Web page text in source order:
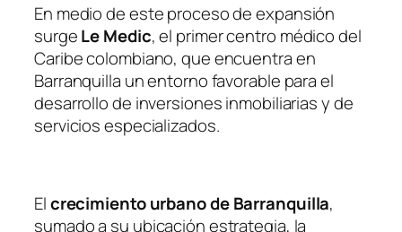
En medio de este proceso de expansión
surgeLe Medic, el primer centro médico del
Caribe colombiano, que encuentra en
Barranquilla un entorno favorable para el
desarrollo de inversiones inmobiliarias y de
servicios especializados.
Elcrecimiento urbano de Barranquilla,
sumado a su ubicación estrategia, la